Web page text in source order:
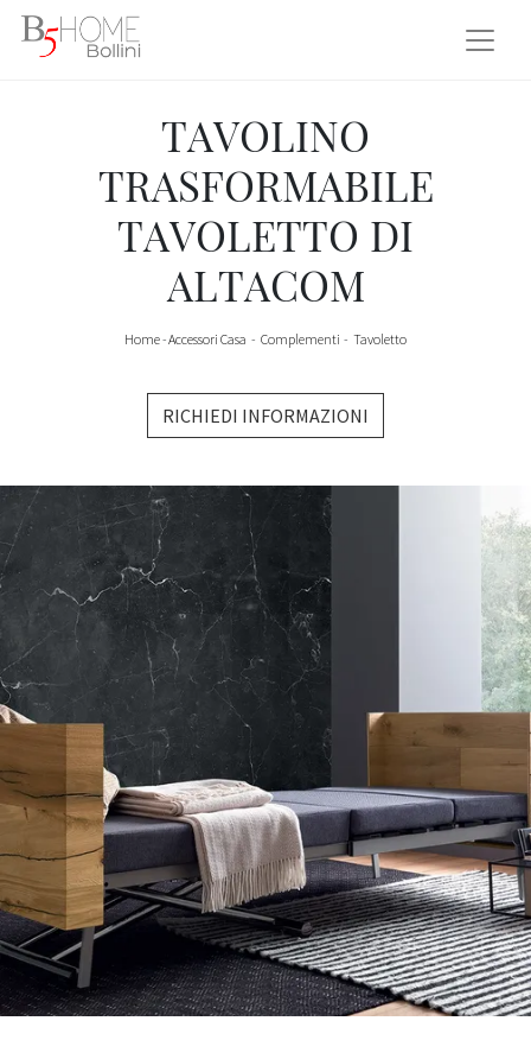
TAVOLINO
TRASFORMABILE
TAVOLETTO DI
ALTACOM
Home-Accessori Casa - Complementi - Tavoletto
RICHIEDI INFORMAZIONI